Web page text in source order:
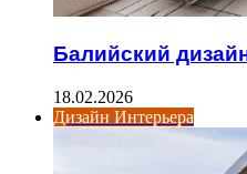
Балийский
18.02.2026
Дизайн Интерьера